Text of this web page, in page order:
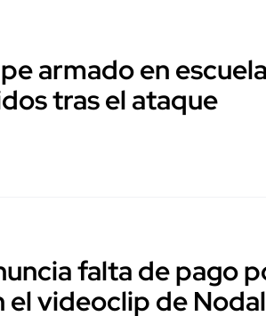
armado en
tras el ataque
falta de pago
videoclip de Nodal